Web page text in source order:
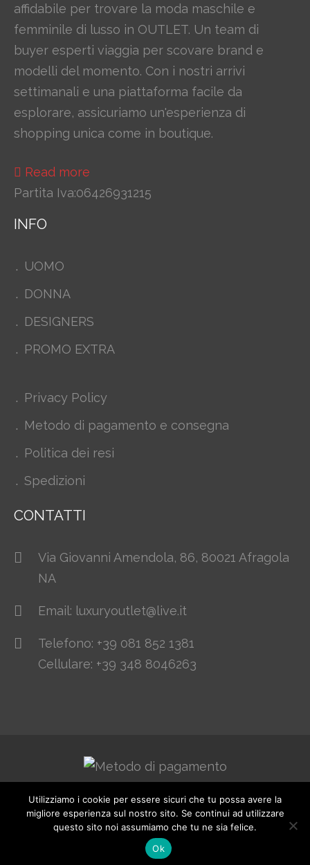
affidabile per trovare la moda maschile e
femminile di lusso in OUTLET. Un team di
buyer esperti viaggia per scovare brand e
modelli del momento. Con i nostri arrivi
settimanali e una piattaforma facile da
esplorare, assicuriamo un'esperienza di
shopping unica come in boutique.
Read more
Partita Iva:06426931215
INFO
UOMO
DONNA
DESIGNERS
PROMO EXTRA
Privacy Policy
Metodo di pagamento e consegna
Politica dei resi
Spedizioni
CONTATTI
Via Giovanni Amendola, 86, 80021 Afragola
NA
Email: luxuryoutlet@live.it
Telefono: +39 081 852 1381
Cellulare: +39 348 8046263
© 2021. All Rights Reserved. Designed by
www.webhousesas.net
Utilizziamo i cookie per essere sicuri che tu possa avere la
migliore esperienza sul nostro sito. Se continui ad utilizzare
questo sito noi assumiamo che tu ne sia felice.
Ok